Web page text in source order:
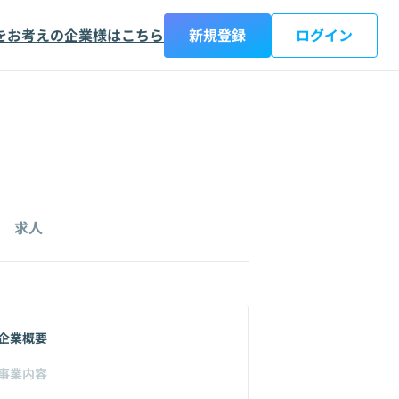
お考えの企業様はこちら 新規登録 ログイン
求人
業概要
業内容